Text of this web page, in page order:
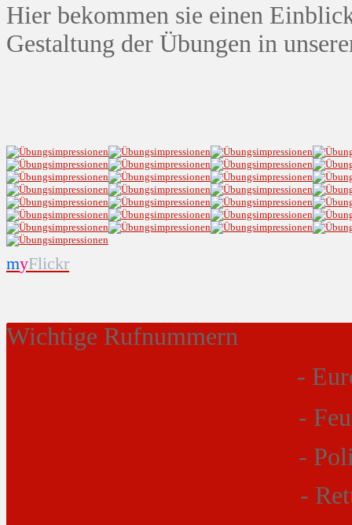
Hier bekommen sie einen
Gestaltung der Übungen in
myFlickr
Wichtige Rufnummern
-
-
-
-